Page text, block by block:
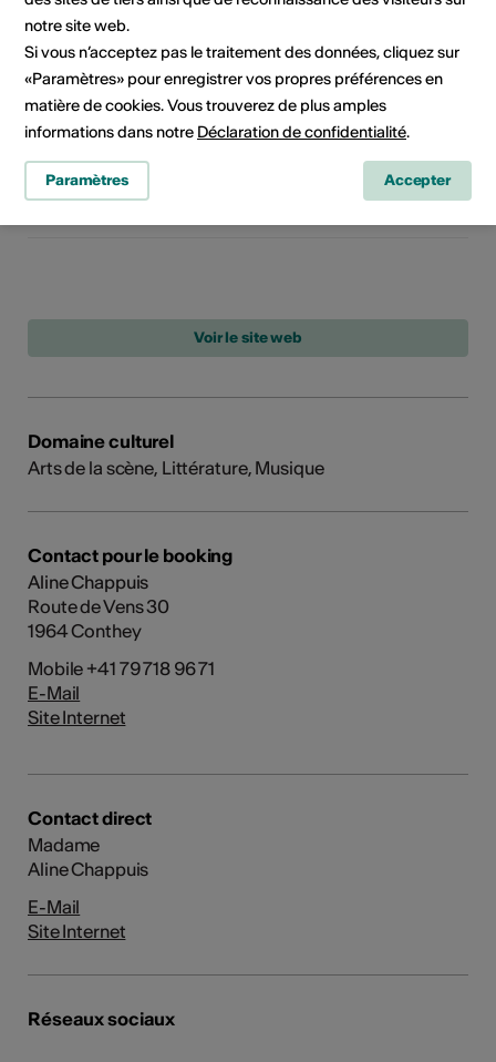
Malévoz
https://alinechappuis.ch/audacia-
cie/
Documents Nouvelliste 2022
Gazette de Martigny 2022
Domaine culturel
Arts de la scène, Littérature, Musique
Contact pour le booking
Aline Chappuis
Route de Vens 30
1964 Conthey
Mobile +41 79 718 96 71
E-Mail
Site Internet
Contact direct
Madame
Aline Chappuis
E-Mail
Site Internet
Réseaux sociaux
notre site web.
Si vous n’acceptez pas le traitement des données, cliquez sur
«Paramètres» pour enregistrer vos propres préférences en
matière de cookies. Vous trouverez de plus amples
informations dans notre Déclaration de confidentialité.
Paramètres Accepter